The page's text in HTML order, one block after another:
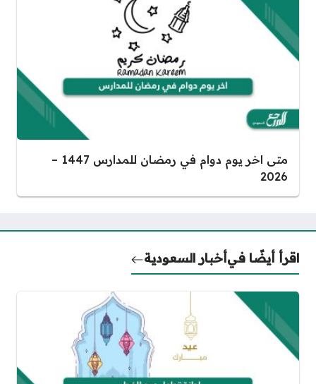
متى اخر يوم دوام في رمضان للمدارس 1447 –
2026
اقرأ أيضًا فيأخبار السعودية